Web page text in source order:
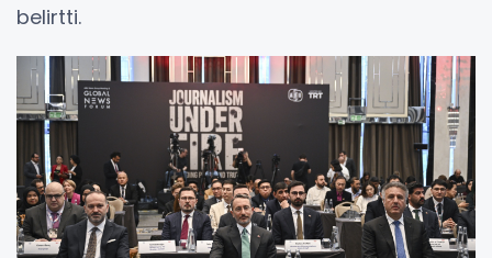
belirtti.